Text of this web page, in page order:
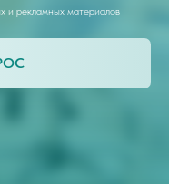
и рекламных материалов